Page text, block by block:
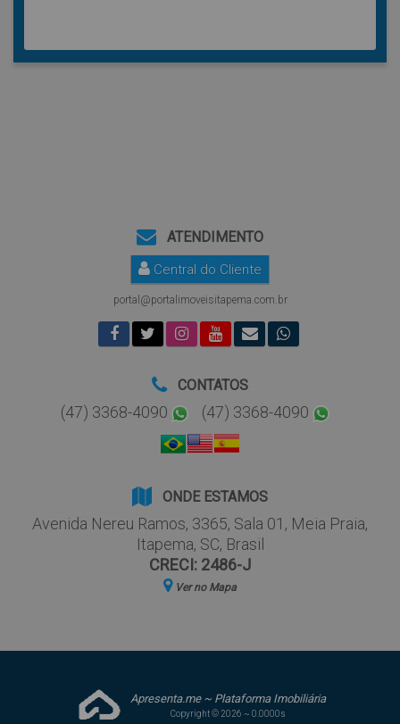
ATENDIMENTO
Central do Cliente
portal@portalimoveisitapema.com.br
CONTATOS
(47) 3368-4090 (47) 3368-4090
ONDE ESTAMOS
Avenida Nereu Ramos, 3365, Sala 01 , Meia Praia,
Itapema, SC, Brasil
CRECI: 2486-J
Ver no Mapa
Apresenta.me ~ Plataforma Imobiliária
Copyright © 2026 ~ 0.0000s